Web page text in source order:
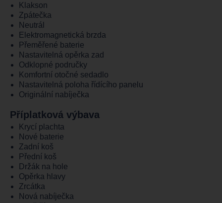
Klakson
Zpátečka
Neutrál
Elektromagnetická brzda
Přeměřené baterie
Nastavitelná opěrka zad
Odklopné područky
Komfortní otočné sedadlo
Nastavitelná poloha řídícího panelu
Originální nabíječka
Příplatková výbava
Krycí plachta
Nové baterie
Zadní koš
Přední koš
Držák na hole
Opěrka hlavy
Zrcátka
Nová nabíječka